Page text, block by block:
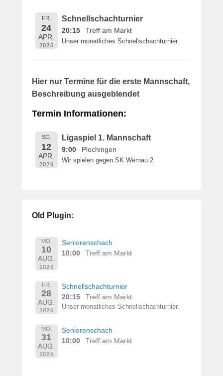
6
M
a
e
FR.
24
APR.
2026
Schnellschachturnier
20:15 Treff am Markt
Unser monatliches Schnellschachturnier.
Hier nur Termine für die erste Mannschaft,
Beschreibung ausgeblendet
Termin Informationen:
SO.
12
APR.
2026
Ligaspiel 1. Mannschaft
9:00 Plochingen
Wir spielen gegen SK Wernau 2.
Old Plugin:
MO.
10
AUG.
2026
Seniorenschach
10:00
Treff am Markt
FR.
28
AUG.
2026
Schnellschachturnier
20:15
Treff am Markt
Unser monatliches Schnellschachturnier.
MO.
31
AUG.
2026
Seniorenschach
10:00
Treff am Markt